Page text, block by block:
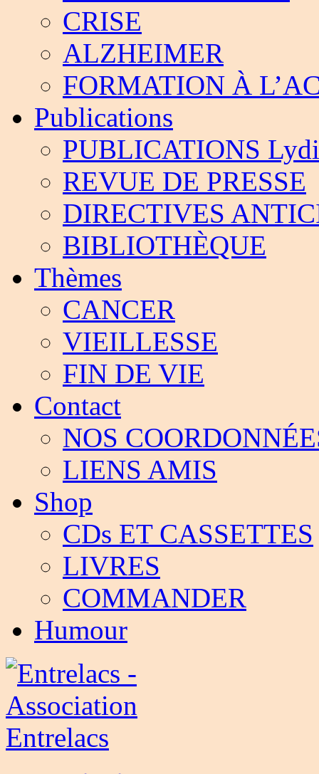
CRISE
ALZHEIMER
FORMATION À
Publications
PUBLICATIONS
REVUE DE PRESSE
DIRECTIVES
BIBLIOTHÈQUE
Thèmes
CANCER
VIEILLESSE
FIN DE VIE
Contact
NOS
LIENS AMIS
Shop
CDs ET CASSETTES
LIVRES
COMMANDER
Humour